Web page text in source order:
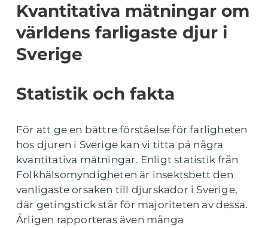
Kvantitativa mätningar om
världens farligaste djur i
Sverige
Statistik och fakta
För att ge en bättre förståelse för farligheten
hos djuren i Sverige kan vi titta på några
kvantitativa mätningar. Enligt statistik från
Folkhälsomyndigheten är insektsbett den
vanligaste orsaken till djurskador i Sverige,
där getingstick står för majoriteten av dessa.
Årligen rapporteras även många